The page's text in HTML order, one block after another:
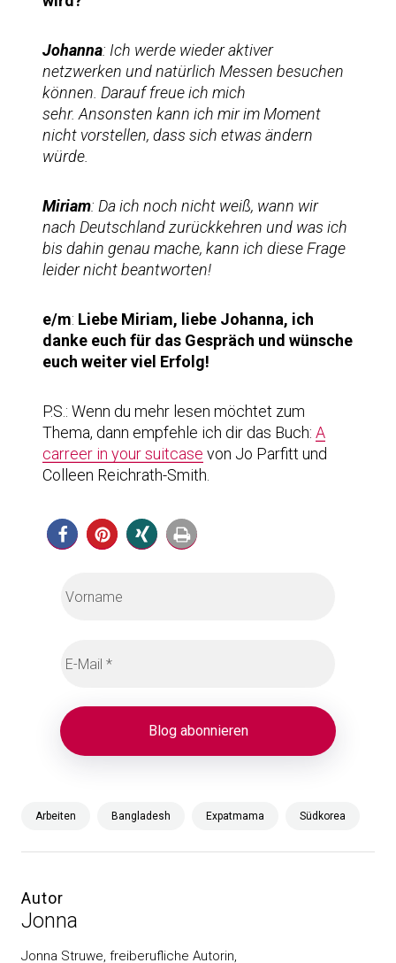
Johanna: Ich werde wieder aktiver
netzwerken und natürlich Messen besuchen
können. Darauf freue ich mich
sehr. Ansonsten kann ich mir im Moment
nicht vorstellen, dass sich etwas ändern
würde.
Miriam: Da ich noch nicht weiß, wann wir
nach Deutschland zurückkehren und was ich
bis dahin genau mache, kann ich diese Frage
leider nicht beantworten!
e/m: Liebe Miriam, liebe Johanna, ich
danke euch für das Gespräch und wünsche
euch weiter viel Erfolg!
P.S.: Wenn du mehr lesen möchtet zum
Thema, dann empfehle ich dir das Buch: A
carreer in your suitcase von Jo Parfitt und
Colleen Reichrath-Smith.
Arbeiten Bangladesh Expatmama Südkorea
Autor
Jonna
Jonna Struwe, freiberufliche Autorin,